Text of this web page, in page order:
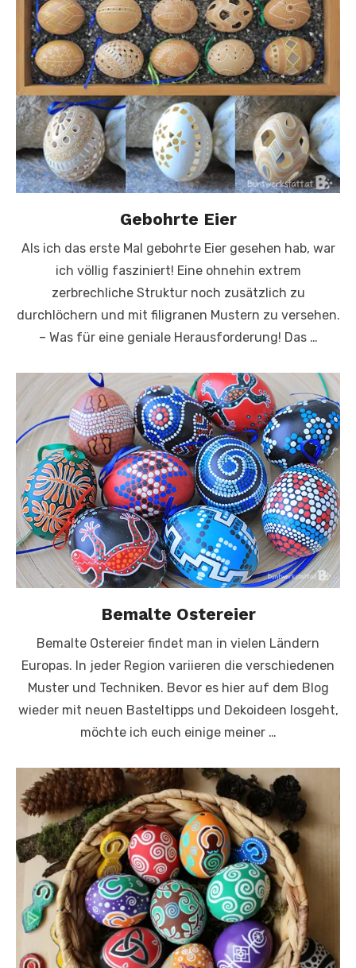
Gebohrte Eier
Als ich das erste Mal gebohrte Eier gesehen hab, war
ich völlig fasziniert! Eine ohnehin extrem
zerbrechliche Struktur noch zusätzlich zu
durchlöchern und mit filigranen Mustern zu versehen.
– Was für eine geniale Herausforderung! Das …
Bemalte Ostereier
Bemalte Ostereier findet man in vielen Ländern
Europas. In jeder Region variieren die verschiedenen
Muster und Techniken. Bevor es hier auf dem Blog
wieder mit neuen Basteltipps und Dekoideen losgeht,
möchte ich euch einige meiner …